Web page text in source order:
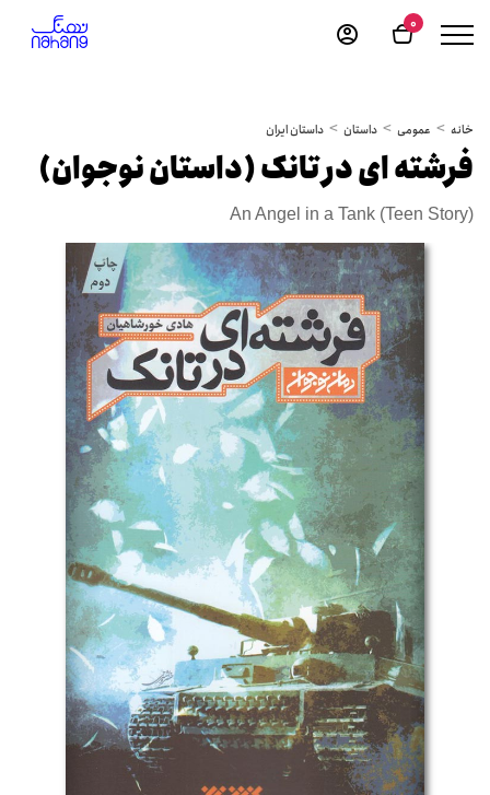
0
خانه عمومی داستان داستان ایران
فرشته ای در تانک (داستان نوجوان)
An Angel in a Tank (Teen Story)